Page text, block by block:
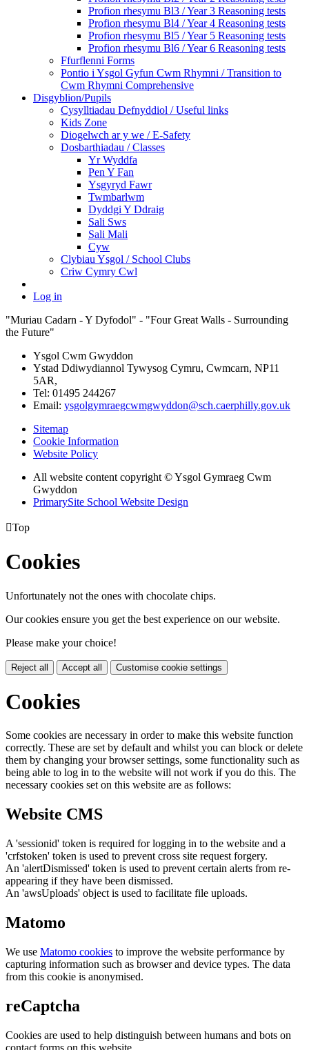
Profion rhesymu Bl3 / Year 3 Reasoning tests
Profion rhesymu Bl4 / Year 4 Reasoning tests
Profion rhesymu Bl5 / Year 5 Reasoning tests
Profion rhesymu Bl6 / Year 6 Reasoning tests
Ffurflenni Forms
Pontio i Ysgol Gyfun Cwm Rhymni / Transition to
Cwm Rhymni Comprehensive
Disgyblion/Pupils
Cysylltiadau Defnyddiol / Useful links
Kids Zone
Diogelwch ar y we / E-Safety
Dosbarthiadau / Classes
Yr Wyddfa
Pen Y Fan
Ysgyryd Fawr
Twmbarlwm
Dyddgi Y Ddraig
Sali Sws
Sali Mali
Cyw
Clybiau Ysgol / School Clubs
Criw Cymry Cwl
Log in
"Muriau Cadarn - Y Dyfodol" - "Four Great Walls - Surrounding
the Future"
Ysgol Cwm Gwyddon
Ystad Ddiwydiannol Tywysog Cymru, Cwmcarn, NP11
5AR,
Tel: 01495 244267
Email: ysgolgymraegcwmgwyddon@sch.caerphilly.gov.uk
Sitemap
Cookie Information
Website Policy
All website content copyright © Ysgol Gymraeg Cwm
Gwyddon
PrimarySite School Website Design
Top
Cookies
Unfortunately not the ones with chocolate chips.
Our cookies ensure you get the best experience on our website.
Please make your choice!
Reject all Accept all Customise cookie settings
Cookies
Some cookies are necessary in order to make this website function
correctly. These are set by default and whilst you can block or delete
them by changing your browser settings, some functionality such as
being able to log in to the website will not work if you do this. The
necessary cookies set on this website are as follows:
Website CMS
A 'sessionid' token is required for logging in to the website and a
'crfstoken' token is used to prevent cross site request forgery.
An 'alertDismissed' token is used to prevent certain alerts from re-
appearing if they have been dismissed.
An 'awsUploads' object is used to facilitate file uploads.
Matomo
We use Matomo cookies to improve the website performance by
capturing information such as browser and device types. The data
from this cookie is anonymised.
reCaptcha
Cookies are used to help distinguish between humans and bots on
contact forms on this website.